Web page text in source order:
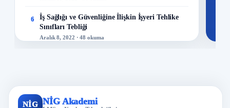
6
İş Sağlığı ve Güvenliğine İlişkin İşyeri Tehlike
Sınıfları Tebliği
Aralık 8, 2022 · 48 okuma
8 Kuru Temizleme Hizmetleri Kontrol Listesi
NİG NİG Akademi